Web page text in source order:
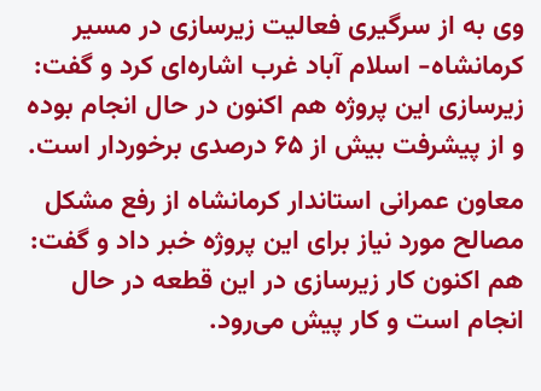
وی به از سرگیری فعالیت زیرسازی در مسیر
کرمانشاه- اسلام آباد غرب اشاره‌ای کرد و گفت:
زیرسازی این پروژه هم اکنون در حال انجام بوده
و از پیشرفت بیش از ۶۵ درصدی برخوردار است.
معاون عمرانی استاندار کرمانشاه از رفع مشکل
مصالح مورد نیاز برای این پروژه خبر داد و گفت:
هم اکنون کار زیرسازی در این قطعه در حال
انجام است و کار پیش می‌رود.